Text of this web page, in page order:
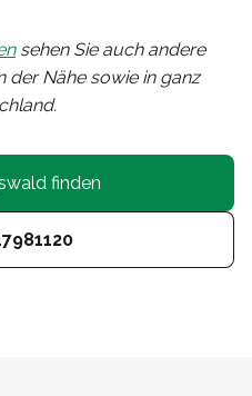
sehen Sie auch andere
Nähe sowie in ganz
finden